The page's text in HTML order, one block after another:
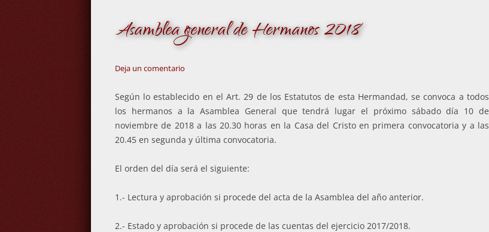
Asamblea general de Hermanos 2018
Deja un comentario
Según lo establecido en el Art. 29 de los Estatutos de esta Hermandad, se convoca a todos
los hermanos a la Asamblea General que tendrá lugar el próximo sábado día 10 de
noviembre de 2018 a las 20.30 horas en la Casa del Cristo en primera convocatoria y a las
20.45 en segunda y última convocatoria.
El orden del día será el siguiente:
1.- Lectura y aprobación si procede del acta de la Asamblea del año anterior.
2.- Estado y aprobación si procede de las cuentas del ejercicio 2017/2018.